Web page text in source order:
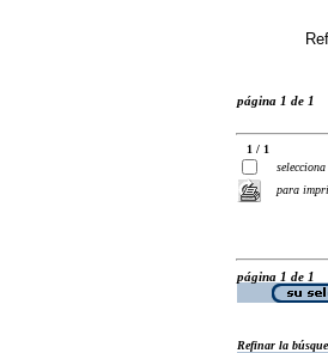
página 1 de 1
1 / 1
selecciona
para
página 1 de 1
Refinar la